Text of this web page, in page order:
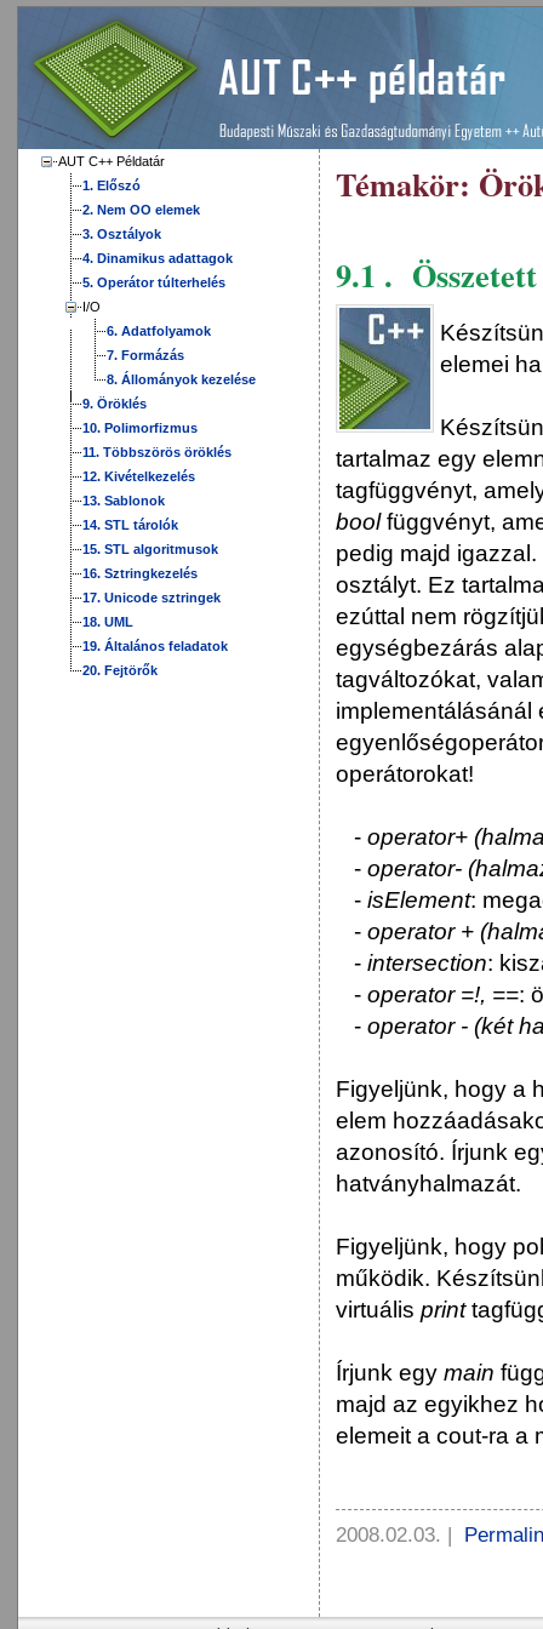
AUT C++ Példatár
1. Előszó
2. Nem OO elemek
3. Osztályok
4. Dinamikus adattagok
5. Operátor túlterhelés
I/O
6. Adatfolyamok
7. Formázás
8. Állományok kezelése
9. Öröklés
10. Polimorfizmus
11. Többszörös öröklés
12. Kivételkezelés
13. Sablonok
14. STL tárolók
15. STL algoritmusok
16. Sztringkezelés
17. Unicode sztringek
18. UML
19. Általános feladatok
20. Fejtörők
Témakör:
9.1 .
elemei
tartalmaz egy
tagfüggvényt,
boolfüggvényt,
pedig majd
osztályt. Ez
ezúttal nem
egységbezárás
tagváltozókat,
implementálásánál
operátorokat!
- operator+
- operator-
- isElement:
- operator +
- intersection:
- operator =!, ==:
- operator - (két
Figyeljünk, hogy a
elem
azonosító. Írjunk
hatványhalmazát.
Figyeljünk, hogy
működik.
virtuális print
Írjunk egy main
majd az egyikhez
elemeit a cout-ra a
2008.02.03. |